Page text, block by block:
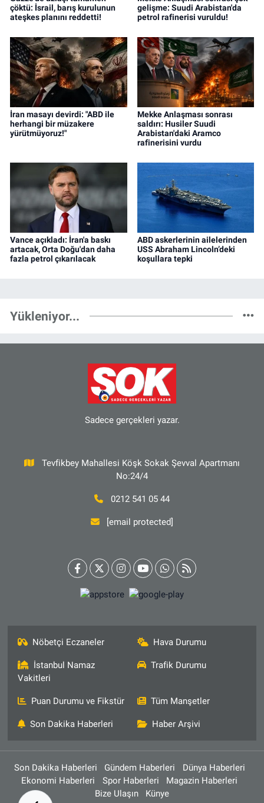
çöktü: İsrail, barış kurulunun
ateşkes planını reddetti!
gelişme: Suudi Arabistan'da
petrol rafinerisi vuruldu!
İran masayı devirdi: "ABD ile
herhangi bir müzakere
yürütmüyoruz!"
Mekke Anlaşması sonrası
saldırı: Husiler Suudi
Arabistan'daki Aramco
rafinerisini vurdu
Vance açıkladı: İran'a baskı
artacak, Orta Doğu'dan daha
fazla petrol çıkarılacak
ABD askerlerinin ailelerinden
USS Abraham Lincoln’deki
koşullara tepki
Yükleniyor...
Sadece gerçekleri yazar.
Tevfikbey Mahallesi Köşk Sokak Şevval Apartmanı
No:24/4
0212 541 05 44
[email protected]
Nöbetçi Eczaneler Hava Durumu
İstanbul Namaz
Vakitleri
Trafik Durumu
Puan Durumu ve Fikstür Tüm Manşetler
Son Dakika Haberleri Haber Arşivi
Son Dakika Haberleri Gündem Haberleri
Dünya Haberleri
Ekonomi Haberleri
Spor Haberleri
Magazin Haberleri
Bize Ulaşın
Künye